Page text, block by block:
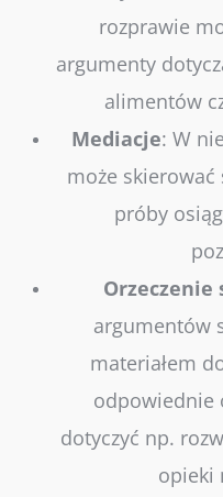
rozprawie
argumenty
alimentów
Mediacje: W
może
próby
Orzeczenie
argumentów
materiałem
odpowiednie
dotyczyć np.
opieki